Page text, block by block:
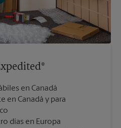
en Canadá
en Canadá y para
días en Europa